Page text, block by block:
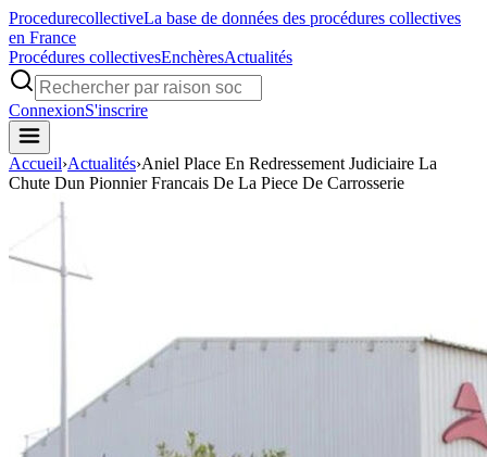
ProcedurecollectiveLa base de données des procédures collectives
en France
Procédures collectivesEnchèresActualités
ConnexionS'inscrire
Accueil›Actualités›Aniel Place En Redressement Judiciaire La
Chute Dun Pionnier Francais De La Piece De Carrosserie